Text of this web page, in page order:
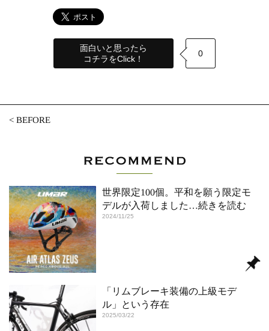
面白いと思ったら
コチラをClick！
0
<BEFORE
世界限定100個。平和を願う限定モ
デルが入荷しました …続きを読む
2024/11/25
「リムブレーキ装備の上級モデ
ル」という存在
2025/03/22